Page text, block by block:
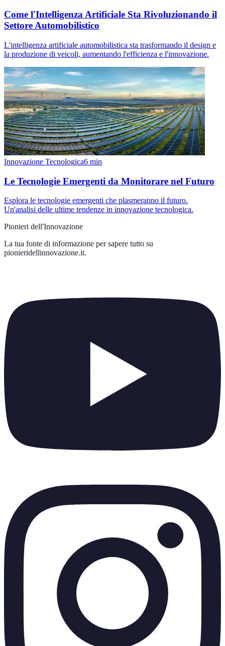
Come l'Intelligenza Artificiale Sta Rivoluzionando il
Settore Automobilistico
L'intelligenza artificiale automobilistica sta trasformando il design e
la produzione di veicoli, aumentando l'efficienza e l'innovazione.
Innovazione Tecnologica6 min
Le Tecnologie Emergenti da Monitorare nel Futuro
Esplora le tecnologie emergenti che plasmeranno il futuro.
Un'analisi delle ultime tendenze in innovazione tecnologica.
Pionieri dell'Innovazione
La tua fonte di informazione per sapere tutto su
pionieridellinnovazione.it.